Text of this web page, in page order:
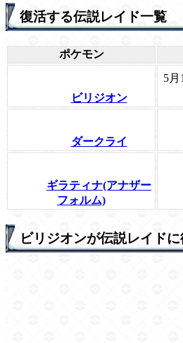
復活する伝説レイド一覧
ポケモン
ビリジオン
5月
ダークライ
ギラティナ(アナザー
フォルム)
ビリジオンが伝説レイド